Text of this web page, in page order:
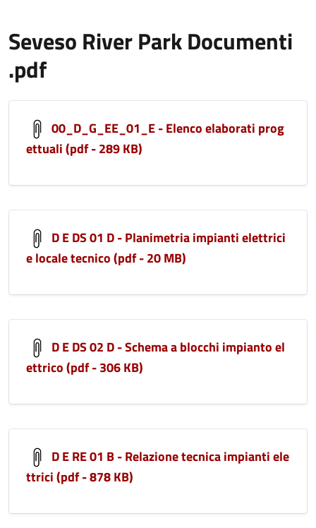
Seveso River Park Documenti
.pdf
00_D_G_EE_01_E - Elenco elaborati prog
ettuali (pdf - 289 KB)
D E DS 01 D - Planimetria impianti elettrici
e locale tecnico (pdf - 20 MB)
D E DS 02 D - Schema a blocchi impianto el
ettrico (pdf - 306 KB)
D E RE 01 B - Relazione tecnica impianti ele
ttrici (pdf - 878 KB)